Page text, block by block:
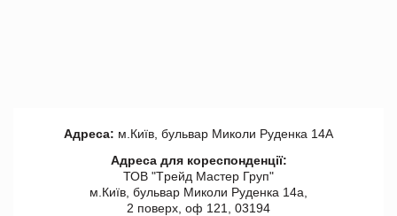
Адреса: м.Київ, бульвар Миколи Руденка 14А
Адреса для кореспонденції:
ТОВ "Tрейд Мастер Груп"
м.Київ, бульвар Миколи Руденка 14а,
2 поверх, оф 121, 03194